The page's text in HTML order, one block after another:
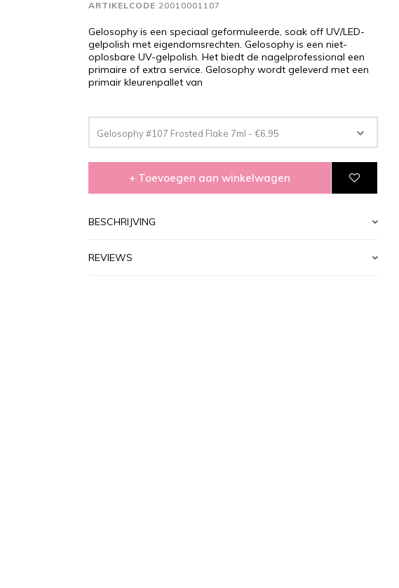
ARTIKELCODE 20010001107
Gelosophy is een speciaal geformuleerde, soak off UV/LED-
gelpolish met eigendomsrechten. Gelosophy is een niet-
oplosbare UV-gelpolish. Het biedt de nagelprofessional een
primaire of extra service. Gelosophy wordt geleverd met een
primair kleurenpallet van
Gelosophy #107 Frosted Flake 7ml - €6,95
+ Toevoegen aan winkelwagen
BESCHRIJVING
REVIEWS